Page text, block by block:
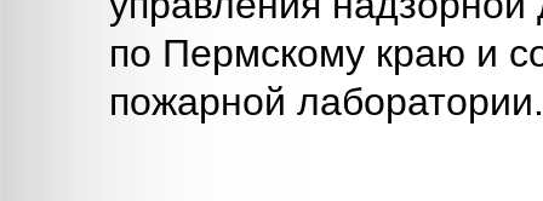
по Пермскому краю и
пожарной лаборатории.